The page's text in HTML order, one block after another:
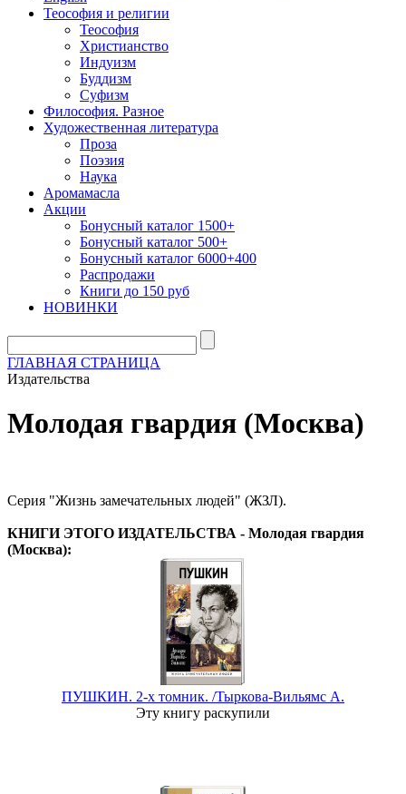
Теософия и религии
Теософия
Христианство
Индуизм
Буддизм
Суфизм
Философия. Разное
Художественная литература
Проза
Поэзия
Наука
Аромамасла
Акции
Бонусный каталог 1500+
Бонусный каталог 500+
Бонусный каталог 6000+400
Распродажи
Книги до 150 руб
НОВИНКИ
ГЛАВНАЯ СТРАНИЦА
Издательства
Молодая гвардия (Москва)
Серия "Жизнь замечательных людей" (ЖЗЛ).
КНИГИ ЭТОГО ИЗДАТЕЛЬСТВА - Молодая гвардия
(Москва):
ПУШКИН. 2-х томник. /Тыркова-Вильямс А.
Эту книгу раскупили